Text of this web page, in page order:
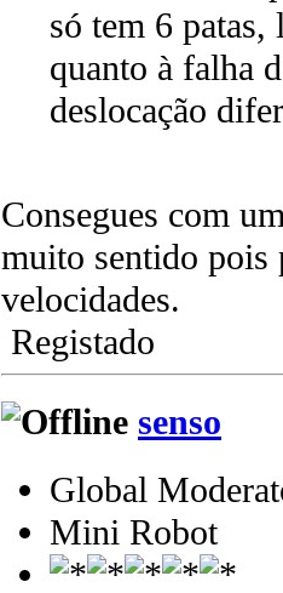
só tem 6
quanto à falha
deslocação
Consegues com
muito sentido pois
velocidades.
Registado
senso
Global
Mini Robot